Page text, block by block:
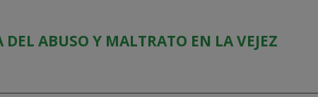
ABUSO Y MALTRATO EN LA VEJEZ